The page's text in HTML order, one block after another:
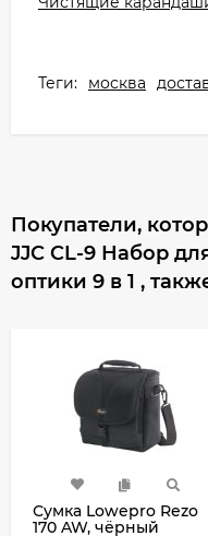
Теги: москва
Покупатели,
JJC CL-9 Набор
оптики 9 в 1 ,
Сумка Lowepro Rezo
170 AW, чёрный